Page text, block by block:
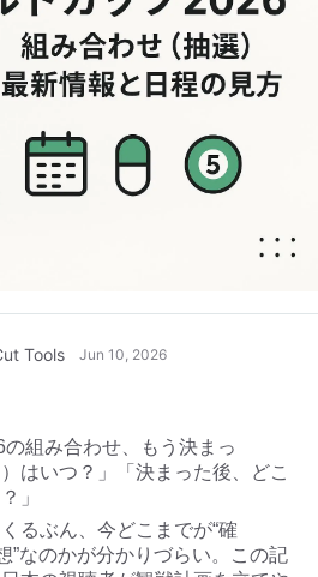
ート
ログ
ドとヒント
ト
ト
Tools Jun 10, 2026
の組み合わせ、もう決まっ
はいつ？」「決まった後、どこ
」
るぶん、今どこまでが“確
”なのかが分かりづらい。この記